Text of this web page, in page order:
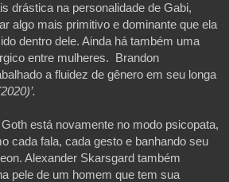
drástica na personalidade de Gabi,
algo mais primitivo e dominante que ela
dentro dele. Ainda há também uma
entre mulheres.  Brandon
a fluidez de gênero em seu longa
está novamente no modo psicopata,
cada fala, cada gesto e banhando seu
Alexander Skarsgard também
pele de um homem que tem sua